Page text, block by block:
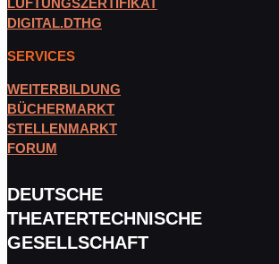
LÜFTUNGSZERTIFIKAT
DIGITAL.DTHG
SERVICES
WEITERBILDUNG
BÜCHERMARKT
STELLENMARKT
FORUM
DEUTSCHE
THEATERTECHNISCHE
GESELLSCHAFT